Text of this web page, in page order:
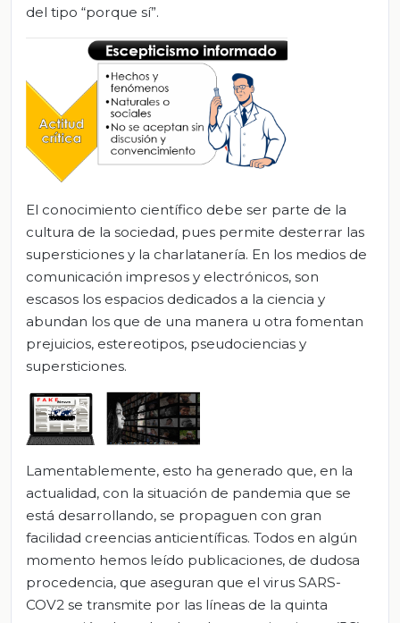
del tipo “porque sí”.
El conocimiento científico debe ser parte de la
cultura de la sociedad, pues permite desterrar las
supersticiones y la charlatanería. En los medios de
comunicación impresos y electrónicos, son
escasos los espacios dedicados a la ciencia y
abundan los que de una manera u otra fomentan
prejuicios, estereotipos, pseudociencias y
supersticiones.
Lamentablemente, esto ha generado que, en la
actualidad, con la situación de pandemia que se
está desarrollando, se propaguen con gran
facilidad creencias anticientíficas. Todos en algún
momento hemos leído publicaciones, de dudosa
procedencia, que aseguran que el virus SARS-
COV2 se transmite por las líneas de la quinta